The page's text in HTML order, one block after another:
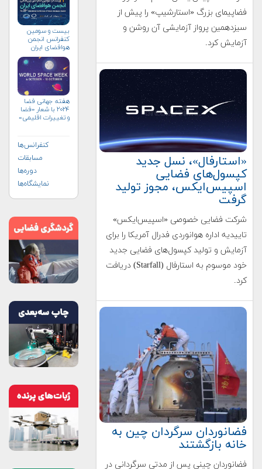
فضاپیمای بزرگ «استارشیپ» را پیش از
سیزدهمین پرواز آزمایشی آن روشن و
آزمایش کرد.
«استارفال»، نسل جدید
کپسول‌های فضایی
اسپیس‌ایکس، مجوز تولید
گرفت
شرکت فضایی خصوصی «اسپیس‌ایکس»
تاییدیه اداره هوانوردی فدرال آمریکا را برای
آزمایش و تولید کپسول‌های فضایی جدید
خود موسوم به استارفال (Starfall) دریافت
کرد.
فضانوردان سرگردان چین به
خانه بازگشتند
فضانوردان چینی پس از مدتی سرگردانی در
بیست و سومین
کنفرانس انجمن
هوافضای ايران
هفته جهانی فضا
۲۰۲۴ با شعار «فضا
و تغییرات اقلیمی»
کنفرانس‌ها
مسابقات
دوره‌ها
نمایشگاه‌ها